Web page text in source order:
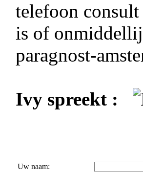
telefoon
is of
paragnost-
Ivy spreekt :
Uw naam: